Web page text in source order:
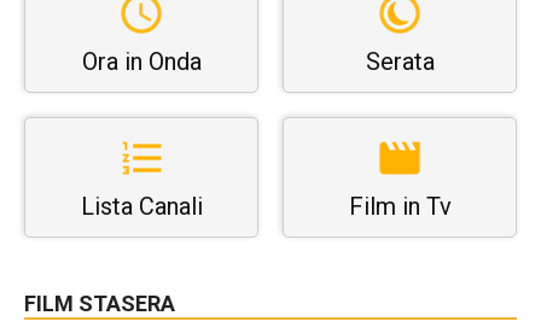
Ora in Onda Serata
Lista Canali Film in Tv
FILM STASERA